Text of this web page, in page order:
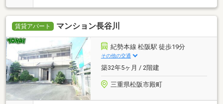
賃貸アパート マンション長谷川
紀勢本線 松阪駅 徒歩19分
その他の交通
築32年5ヶ月 / 2階建
三重県松阪市殿町